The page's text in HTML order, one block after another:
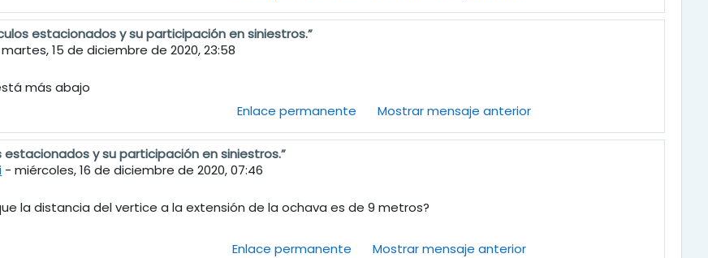
Brunori
estacionados y su participación en siniestros.”
martes, 15 de diciembre de 2020, 23:58
más abajo
Enlace permanente
Mostrar mensaje anterior
Oliva
estacionados y su participación en siniestros.”
-miércoles, 16 de diciembre de 2020, 07:46
la distancia del vertice a la extensión de la ochava es de 9 metros?
Enlace permanente
Mostrar mensaje anterior